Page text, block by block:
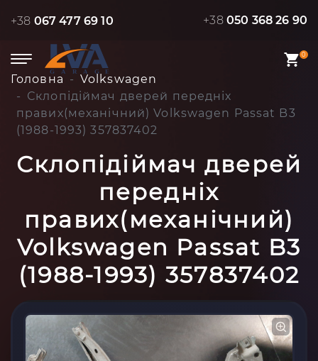
+38 067 477 69 10 +38 050 368 26 90
0
Головна
Volkswagen
Склопідіймач дверей передніх
правих(механічний) Volkswagen Passat B3
(1988-1993) 357837402
Склопідіймач дверей
передніх
правих(механічний)
Volkswagen Passat B3
(1988-1993) 357837402